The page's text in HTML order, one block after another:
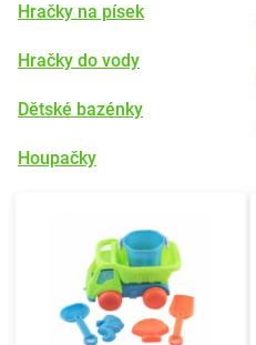
Hračky na písek
Hračky do vody
Dětské bazénky
Houpačky